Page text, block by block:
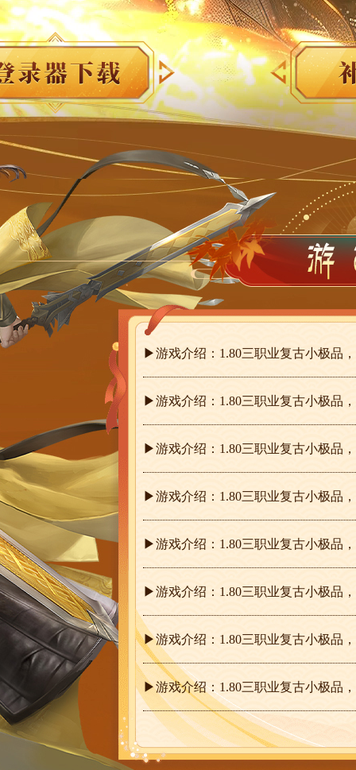
▶游戏介绍：1.80三职业复古小极品
▶游戏介绍：1.80三职业复古小极品
▶游戏介绍：1.80三职业复古小极品
▶游戏介绍：1.80三职业复古小极品
▶游戏介绍：1.80三职业复古小极品
▶游戏介绍：1.80三职业复古小极品
▶游戏介绍：1.80三职业复古小极品
▶游戏介绍：1.80三职业复古小极品